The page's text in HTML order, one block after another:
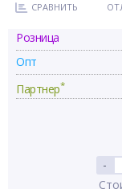
СРАВНИТЬ
Розница
Опт
Партнер*
-